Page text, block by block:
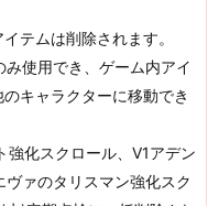
テムは削除されます。
使用でき、ゲーム内アイ
キャラクターに移動でき
強化スクロール、V1アデン
ァのタリスマン強化スク